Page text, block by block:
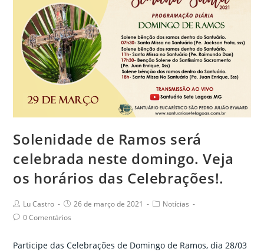
da
abertura
Semana
Santa
no
Santuário
Eucarístico
Sete
Lagoas
Solenidade de Ramos será
celebrada neste domingo. Veja
os horários das Celebrações!.
Post
author:
Lu Castro
Post
published:
26 de março de 2021
PostNotícias
Post0 Comentários
Participe das Celebrações de Domingo de Ramos, dia 28/03